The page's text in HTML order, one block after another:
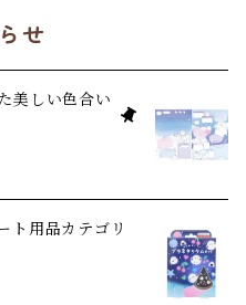
せ
美しい色合い
ト用品カテゴリ